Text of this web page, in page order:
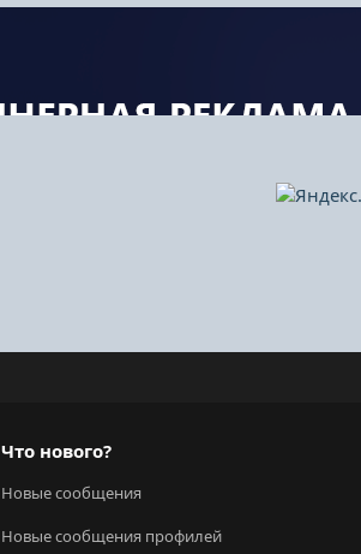
Что нового?
Новые сообщения
Новые сообщения профилей